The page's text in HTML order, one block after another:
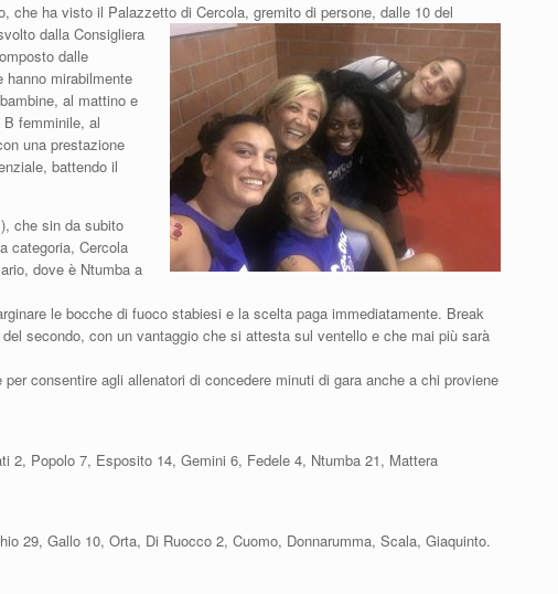
che ha visto il Palazzetto di Cercola, gremito di persone, dalle 10 del
lto dalla Consigliera
dalle
hanno mirabilmente
al mattino e
femminile, al
una prestazione
battendo il
che sin da subito
categoria, Cercola
dove è Ntumba a
le bocche di fuoco stabiesi e la scelta paga immediatamente. Break
secondo, con un vantaggio che si attesta sul ventello e che mai più sarà
consentire agli allenatori di concedere minuti di gara anche a chi proviene
2, Popolo 7, Esposito 14, Gemini 6, Fedele 4, Ntumba 21, Mattera
29, Gallo 10, Orta, Di Ruocco 2, Cuomo, Donnarumma, Scala, Giaquinto.